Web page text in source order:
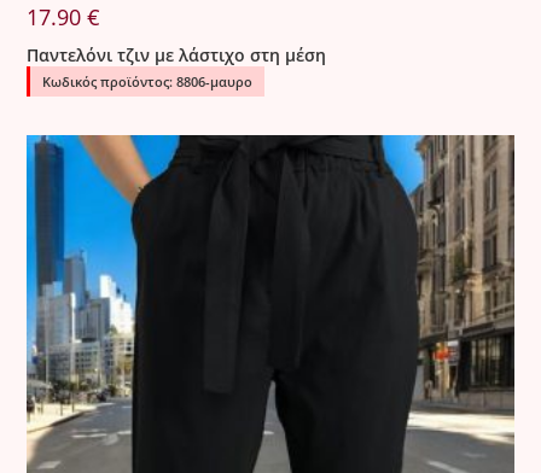
17.90€
Παντελόνι τζιν με λάστιχο στη μέση
Κωδικός προϊόντος: 8806-μαυρο